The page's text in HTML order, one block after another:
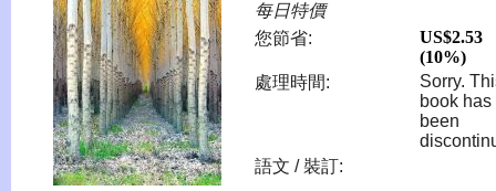
每日特價
您節省:
US$2.53
(10%)
處理時間:
Sorry.
book has
been
語文 / 裝訂: